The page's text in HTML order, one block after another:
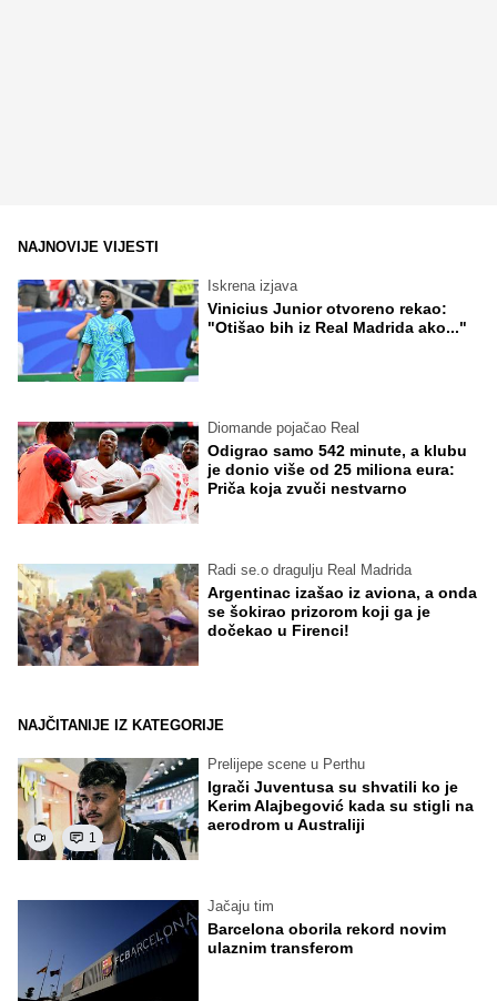
NAJNOVIJE VIJESTI
Iskrena izjava
Vinicius Junior otvoreno rekao:
"Otišao bih iz Real Madrida ako..."
Diomande pojačao Real
Odigrao samo 542 minute, a klubu
je donio više od 25 miliona eura:
Priča koja zvuči nestvarno
Radi se.o dragulju Real Madrida
Argentinac izašao iz aviona, a onda
se šokirao prizorom koji ga je
dočekao u Firenci!
NAJČITANIJE IZ KATEGORIJE
1
Prelijepe scene u Perthu
Igrači Juventusa su shvatili ko je
Kerim Alajbegović kada su stigli na
aerodrom u Australiji
Jačaju tim
Barcelona oborila rekord novim
ulaznim transferom